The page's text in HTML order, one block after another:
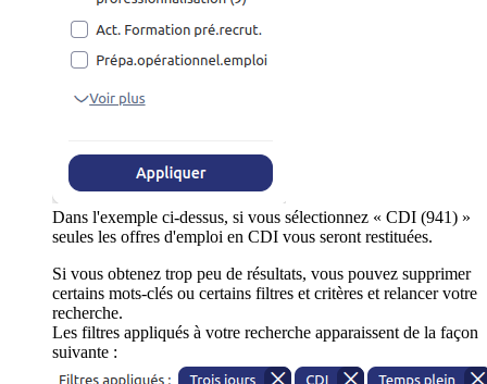
Dans l'exemple ci-dessus, si vous sélectionnez « CDI (941) »
seules les offres d'emploi en CDI vous seront restituées.
Si vous obtenez trop peu de résultats, vous pouvez supprimer
certains mots-clés ou certains filtres et critères et relancer votre
recherche.
Les filtres appliqués à votre recherche apparaissent de la façon
suivante :